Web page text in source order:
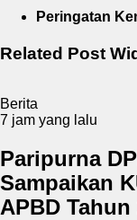
Peringatan
Related Post
Berita
7 jam yang lalu
Paripurna
Sampaikan
APBD Tahun